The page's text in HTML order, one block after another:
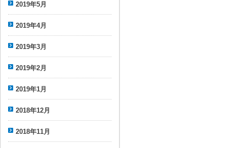
2019年5月
2019年4月
2019年3月
2019年2月
2019年1月
2018年12月
2018年11月